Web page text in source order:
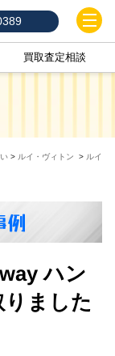
買取査定相談
> ルイ・ヴィトン > ルイ
例
ハン
りました